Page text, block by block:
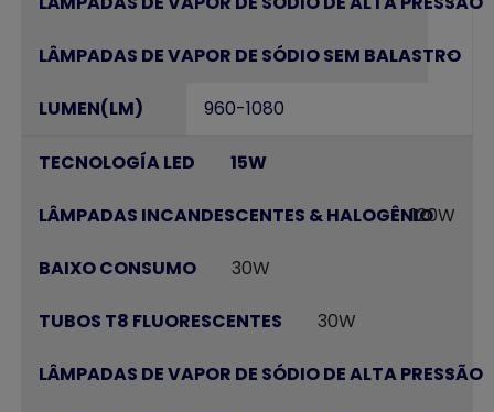
-
960-1080
15W
120W
30W
30W
-